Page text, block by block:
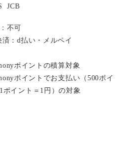
JCB
不可
済：d払い・メルペイ
ポイントの積算対象
ポイントでお支払い（500ポイ
ポイント＝1円）の対象